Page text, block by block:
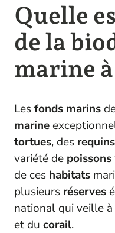
Quelle
de la
marine
Lesfonds marins
marine
tortues, des requins
variété de poissons
de ces habitats
plusieurs réserves
national qui veille
et du corail.